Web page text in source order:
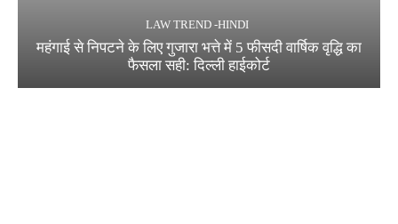
LAW TREND -HINDI
महंगाई से निपटने के लिए गुजारा भत्ते में 5 फीसदी वार्षिक वृद्धि का
फैसला सही: दिल्ली हाईकोर्ट